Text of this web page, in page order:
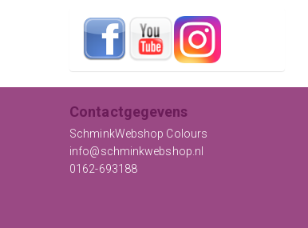
Contactgegevens
SchminkWebshop Colours
info@schminkwebshop.nl
0162-693188